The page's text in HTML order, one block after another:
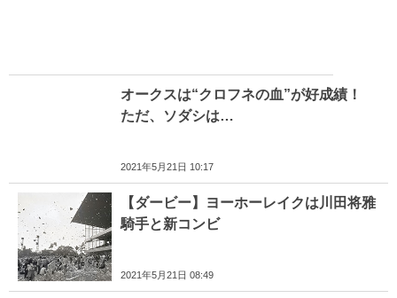
オークスは“クロフネの血”が好成績！
ただ、ソダシは…
2021年5月21日 10:17
【ダービー】ヨーホーレイクは川田将雅
騎手と新コンビ
2021年5月21日 08:49